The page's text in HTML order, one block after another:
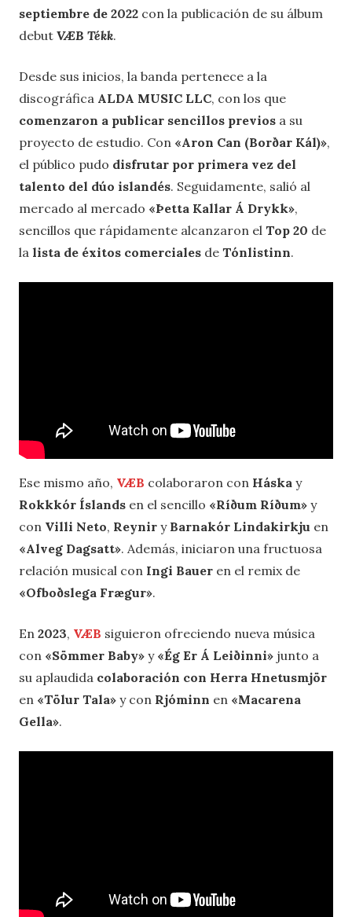
septiembre de 2022 con la publicación de su álbum
debut VÆB Tékk.
Desde sus inicios, la banda pertenece a la
discográfica ALDA MUSIC LLC, con los que
comenzaron a publicar sencillos previos a su
proyecto de estudio. Con «Aron Can (Borðar Kál)»,
el público pudo disfrutar por primera vez del
talento del dúo islandés. Seguidamente, salió al
mercado al mercado «Þetta Kallar Á Drykk»,
sencillos que rápidamente alcanzaron el Top 20 de
la lista de éxitos comerciales de Tónlistinn.
Ese mismo año, VÆB colaboraron con Háska y
Rokkkór Íslands en el sencillo «Ríðum Ríðum» y
con Villi Neto, Reynir y Barnakór Lindakirkju en
«Alveg Dagsatt». Además, iniciaron una fructuosa
relación musical con Ingi Bauer en el remix de
«Ofboðslega Frægur».
En 2023, VÆB siguieron ofreciendo nueva música
con «Sömmer Baby» y «Ég Er Á Leiðinni» junto a
su aplaudida colaboración con Herra Hnetusmjör
en «Tölur Tala» y con Rjóminn en «Macarena
Gella».